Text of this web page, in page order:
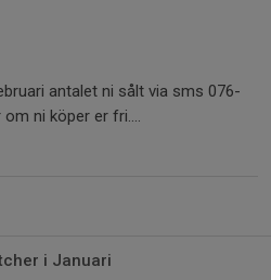
antalet ni sålt via sms 076-
ni köper er fri....
i Januari